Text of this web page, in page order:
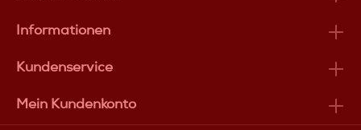
Informationen
Kundenservice
Mein Kundenkonto